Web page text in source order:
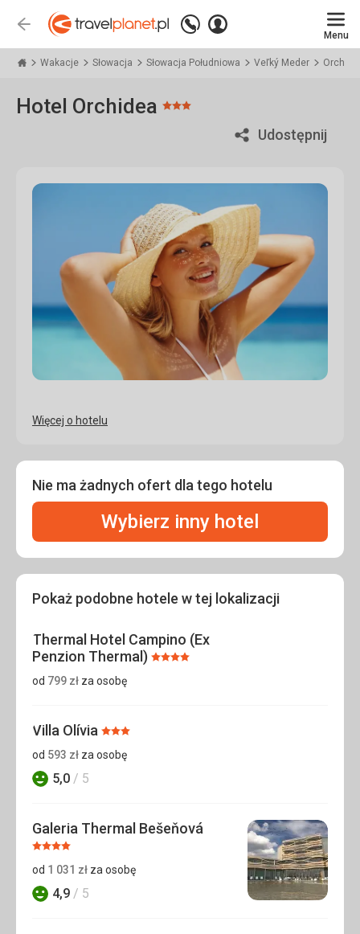
Wstecz
Zadzwoń
+48
71
771
Zaloguj
Menu
Wakacje Słowacja Słowacja Południowa Veľký Meder
Hotel Orchidea Ocena:
Udostępnij
Więcej o hotelu
Nie ma żadnych ofert dla tego hotelu
Wybierz inny hotel
Pokaż podobne hotele w tej lokalizacji
Thermal Hotel Campino (Ex
Penzion Thermal) Ocena:
od 799 zł za osobę
Villa Olívia Ocena:
3/5
od 593 zł za osobę
Ocena
5,0 / 5
Galeria Thermal Bešeňová
Ocena:
4/5
od 1 031 zł za osobę
Ocena
4,9 / 5